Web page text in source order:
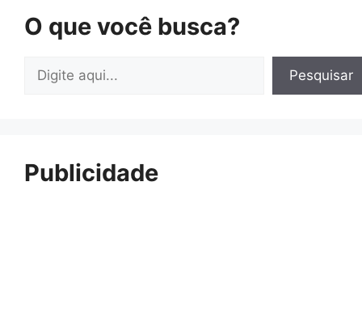
O que você busca?
Pesquisar
Pesquisar
Publicidade